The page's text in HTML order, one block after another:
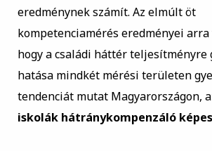
eredménynek számít. Az elmúlt öt
kompetenciamérés eredményei
hogy a családi háttér teljesítményre
hatása mindkét mérési területen
tendenciát mutat Magyarországon,
iskolák hátránykompenzáló